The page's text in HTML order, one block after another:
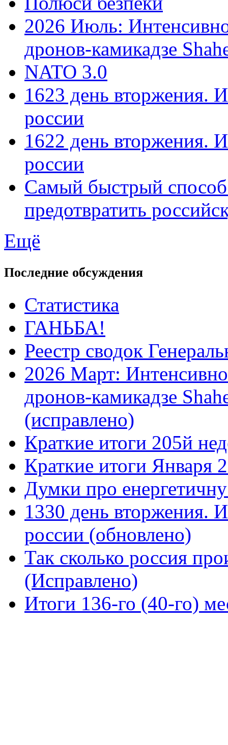
2026 Июль:
дронов-камикадзе
NATO 3.0
1623 день вторжения.
россии
1622 день вторжения.
россии
Самый быстрый
предотвратить
Ещё
Последние обсуждения
Статистика
ГАНЬБА!
Реестр сводок
2026 Март:
дронов-камикадзе
(исправлено)
Краткие итоги 205й
Краткие итоги Января
Думки про
1330 день вторжения.
россии (обновлено)
Так сколько россия
(Исправлено)
Итоги 136-го (40-го)